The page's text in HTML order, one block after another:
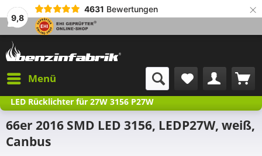
9,8
4631 Bewertungen ×
Menü
LED Rücklichter für 27W 3156 P27W
66er 2016 SMD LED 3156, LEDP27W, weiß,
Canbus